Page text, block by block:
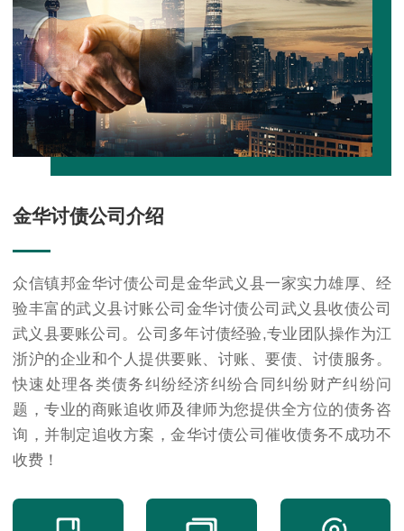
金华讨债公司介绍
众信镇邦金华讨债公司是金华武义县一家实力雄厚、经
验丰富的武义县讨账公司金华讨债公司武义县收债公司
武义县要账公司。公司多年讨债经验,专业团队操作为江
浙沪的企业和个人提供要账、讨账、要债、讨债服务。
快速处理各类债务纠纷经济纠纷合同纠纷财产纠纷问
题，专业的商账追收师及律师为您提供全方位的债务咨
询，并制定追收方案，金华讨债公司催收债务不成功不
收费！